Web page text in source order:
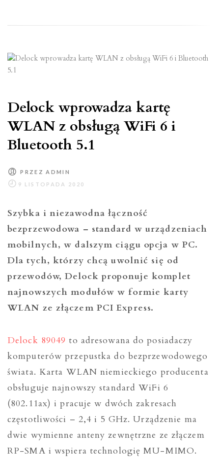
Delock wprowadza kartę
WLAN z obsługą WiFi 6 i
Bluetooth 5.1
PRZEZADMIN
Szybka i niezawodna łączność
bezprzewodowa – standard w urządzeniach
mobilnych, w dalszym ciągu opcja w PC.
Dla tych, którzy chcą uwolnić się od
przewodów, Delock proponuje komplet
najnowszych modułów w formie karty
WLAN ze złączem PCI Express.
Delock 89049 to adresowana do posiadaczy
komputerów przepustka do bezprzewodowego
świata. Karta WLAN niemieckiego producenta
obsługuje najnowszy standard WiFi 6
(802.11ax) i pracuje w dwóch zakresach
częstotliwości – 2,4 i 5 GHz. Urządzenie ma
dwie wymienne anteny zewnętrzne ze złączem
RP-SMA i wspiera technologię MU-MIMO.